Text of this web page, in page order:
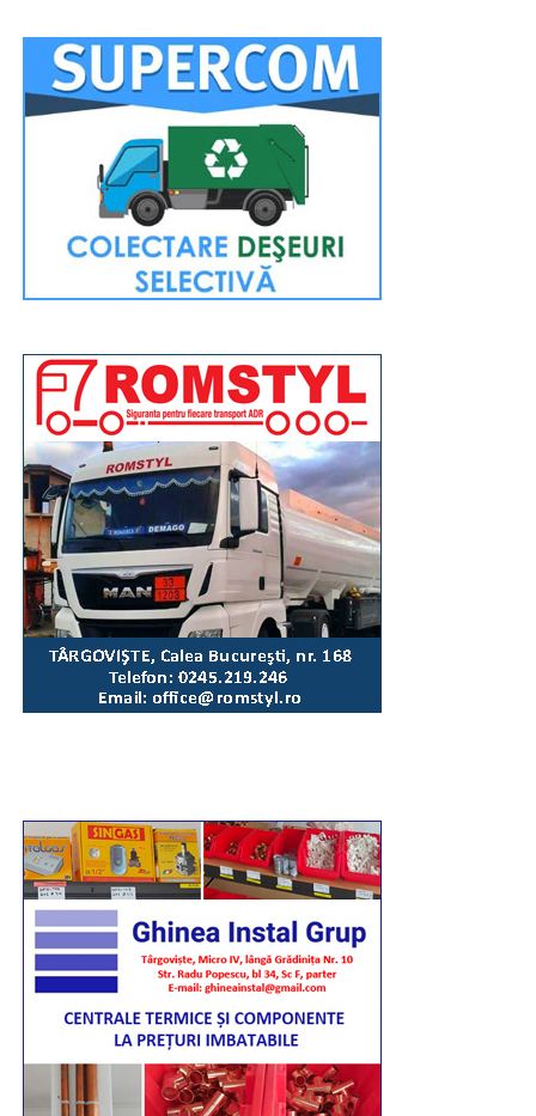
Închinarea la sfintele moaște se va putea face până
seara, târziu, pentru a oferi tuturor credincioșilor
posibilitatea de a participa. Evenimentul religios va fi
transmis în direct pe pagina de Facebook a Arhiepiscopiei
Târgoviștei.
La fel ca și în anii precedenți, la finalul evenimentului de
marți, 11 august, tinerii voluntari din cadrul comitetelor
parohiale vor igieniza, împreună cu angajații Primăriei,
zona Parcului Mitropoliei.
„Așa cum se întâmplă la astfel de manifestări, unii
segmentul cuprins între complexul „Mondial” și Casa
de Cultură a Sindicatelor. Totodată, între orele 18:15-
19:45, traficul va fi oprit pe Calea Domnească (între
sensul giratoriu de la Colegiul „Ienăchiță Văcărescu”
și Str. Stelea), Str. Stelea și Str. Revoluției. Nu vor
putea fi parcate autoturismele pe Bulevardul Libertății
(segmentul cuprins între complexul „Mondial” și Casa
Sindicatelor), începând cu ziua de luni, 10 august, ora
15:00, până marți, 11 august, ora 15:00, iar pe Strada
Revoluției, în ziua de 10 august, între orele 15:00-